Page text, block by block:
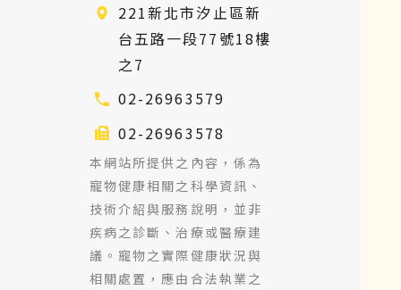
221新北市汐止區新
台五路一段77號18樓
之7
02-26963579
02-26963578
本網站所提供之內容，係為
寵物健康相關之科學資訊、
技術介紹與服務說明，並非
疾病之診斷、治療或醫療建
議。寵物之實際健康狀況與
相關處置，應由合法執業之